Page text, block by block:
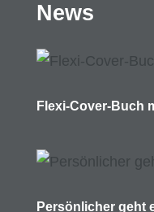
News
Flexi-Cover-Buch
Persönlicher geht